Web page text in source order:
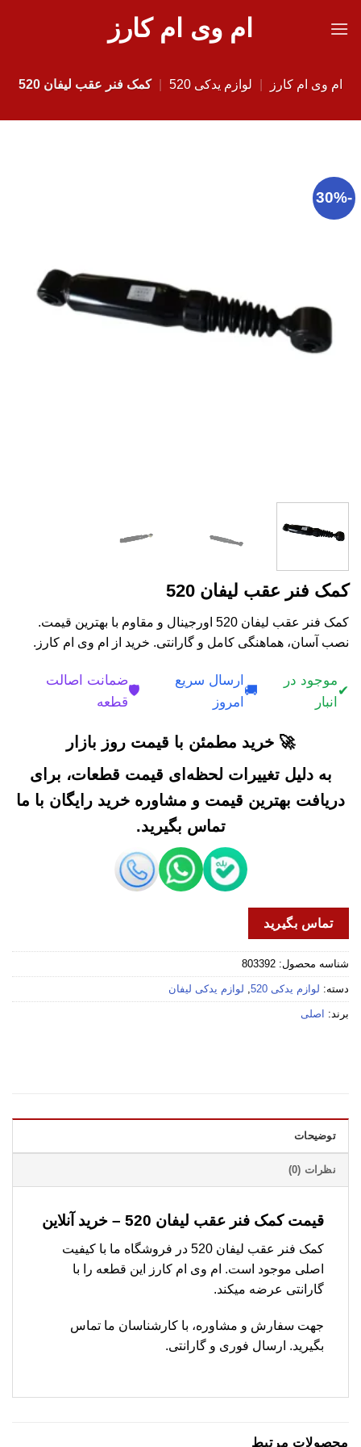
ام وی ام کارز
ام وی ام کارز لوازم یدکی 520 کمک فنر عقب لیفان 520
-30%
کمک فنر عقب لیفان 520
کمک فنر عقب لیفان 520 اورجینال و مقاوم با بهترین قیمت.
نصب آسان، هماهنگی کامل و گارانتی. خرید از ام وی ام کارز.
✔
موجود در
انبار
🚚
ارسال سریع
امروز
🛡️
ضمانت اصالت
قطعه
🚀 خرید مطمئن با قیمت روز بازار
به دلیل تغییرات لحظه‌ای قیمت قطعات، برای
دریافت بهترین قیمت و مشاوره خرید رایگان با ما
تماس بگیرید.
تماس بگیرید
شناسه محصول: 803392
دسته: لوازم یدکی 520 , لوازم یدکی لیفان
برند: اصلی
توضیحات
نظرات (0)
قیمت کمک فنر عقب لیفان 520 – خرید آنلاین
کمک فنر عقب لیفان 520 در فروشگاه ما با کیفیت
اصلی موجود است. ام وی ام کارز این قطعه را با
گارانتی عرضه میکند.
جهت سفارش و مشاوره، با کارشناسان ما تماس
بگیرید. ارسال فوری و گارانتی.
محصولات مرتبط